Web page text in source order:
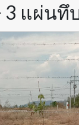
3 แผ่นทึ